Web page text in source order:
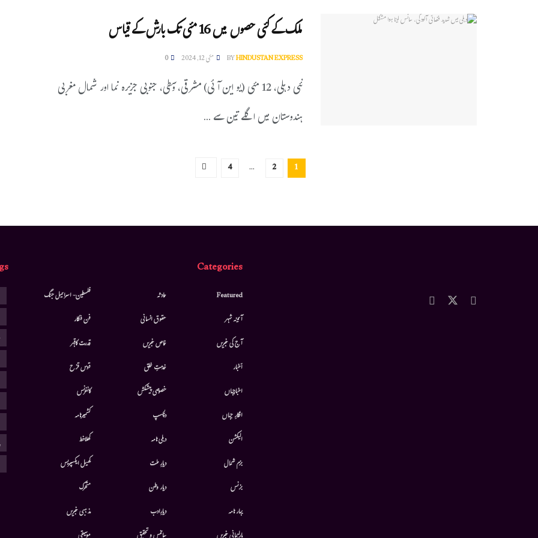
ملک کے کئی حصوں میں 16 مئی تک بارش کے قیاس
BYHINDUSTAN EXPRESS مئی 12, 2024 0
نئی دہلی، 12 مئی (یو این آئی) مشرقی، وسطی، جنوبی جزیرہ نما اور شمال مغربی
ہندوستان میں اگلے تین سے ...
1
2
…
4
Categories
Featured
آئینہ شہر
آج کی خبریں
أخبار
اخبارجہاں
افکارِ جہاں
الیکشن
بزم شمال
بزنس
بہار نامہ
حادثہ
حقوق انسانی
خاص خبریں
خدمتِ خلق
خصوصی پیشکش
دلچسپ
دہلی نامہ
دیارِ ملت
دیار وطن
دیارِادب
فلسطین- اسرائیل جنگ
فن فنکار
قدرت کاقہر
قوس قزح
کانفرنس
کشمیرنامہ
کھلاخط
کھیل ایکسپریس
متحرك
مذہبی خبریں